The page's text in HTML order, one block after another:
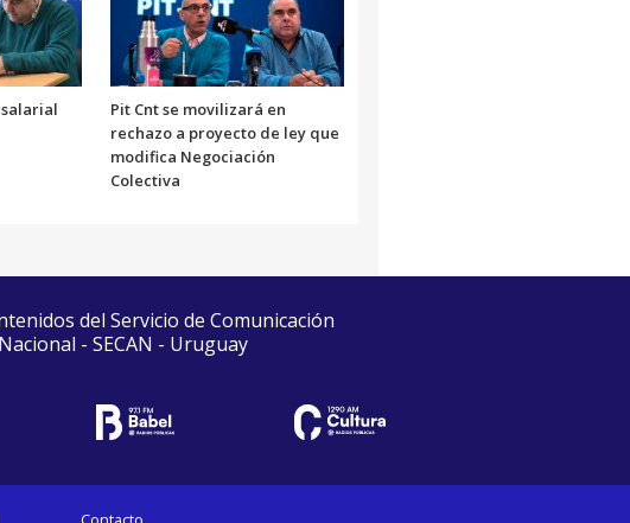
Pit Cnt se movilizará en
rechazo a proyecto de ley que
modifica Negociación
Colectiva
del Servicio de Comunicación
- SECAN - Uruguay